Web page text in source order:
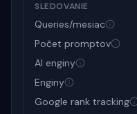
SLEDOVANIE
Queries/mesiac
Počet promptov
AI enginy
Enginy
Google rank tracking